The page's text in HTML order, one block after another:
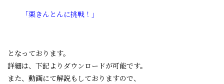
「栗きんとんに挑戦！」
となっております。
詳細は、下記よりダウンロードが可能です。
また、動画にて解説もしておりますので、